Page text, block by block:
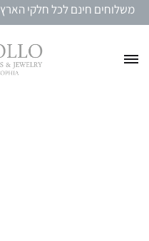
משלוחים חינם לכל חלקי הארץ